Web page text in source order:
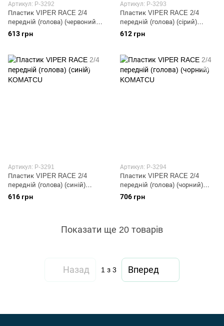
Артикул: P-3292
Пластик VIPER RACE 2/4
передній (голова) (червоний)
KOMATCU
613 грн
Артикул: P-3293
Пластик VIPER RACE 2/4
передній (голова) (сірий)
KOMATCU
612 грн
Артикул: P-3291
Пластик VIPER RACE 2/4
передній (голова) (синій)
KOMATCU
616 грн
Артикул: P-3294
Пластик VIPER RACE 2/4
передній (голова) (чорний)
KOMATCU
706 грн
Показати ще 20 товарів
Назад 1 з 3 Вперед